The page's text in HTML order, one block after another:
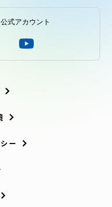
式アカウント
ー